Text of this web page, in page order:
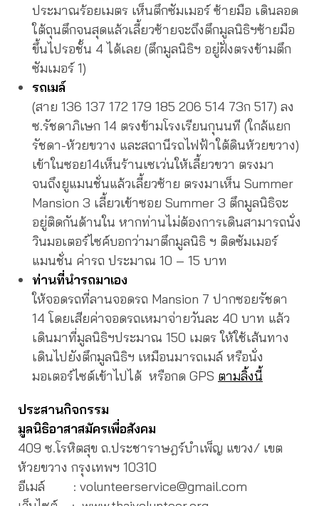
ประมาณร้อยเมตร เห็นตึกซัมเมอร์ ซ้ายมือ เดินลอด
ใต้ถุนตึกจนสุดแล้วเลี้ยวซ้ายจะถึงตึกมูลนิธิฯซ้ายมือ
ขึ้นไปรอชั้น 4 ได้เลย (ตึกมูลนิธิฯ อยู่ฝั่งตรงข้ามตึก
ซัมเมอร์ 1)
รถเมล์
(สาย 136 137 172 179 185 206 514 73ก 517) ลง
ซ.รัชดาภิเษก 14 ตรงข้ามโรงเรียนกุนนที (ใกล้แยก
รัชดา-ห้วยขวาง และสถานีรถไฟฟ้าใต้ดินห้วยขวาง)
เข้าในซอย14เห็นร้านเซเว่นให้เลี้ยวขวา ตรงมา
จนถึงยูแมนชั่นแล้วเลี้ยวซ้าย ตรงมาเห็น Summer
Mansion 3 เลี้ยวเข้าซอย Summer 3 ตึกมูลนิธิจะ
อยู่ติดกันด้านใน หากท่านไม่ต้องการเดินสามารถนั่ง
วินมอเตอร์ไซค์บอกว่ามาตึกมูลนิธิ ฯ ติดซัมเมอร์
แมนชั่น ค่ารถ ประมาณ 10 – 15 บาท
ท่านที่นำรถมาเอง
ให้จอดรถที่ลานจอดรถ Mansion 7 ปากซอยรัชดา
14 โดยเสียค่าจอดรถเหมาจ่ายวันละ 40 บาท แล้ว
เดินมาที่มูลนิธิฯประมาณ 150 เมตร ให้ใช้เส้นทาง
เดินไปยังตึกมูลนิธิฯ เหมือนมารถเมล์ หรือนั่ง
มอเตอร์ไซต์เข้าไปได้ หรือกด GPS ตามลิ้งนี้
ประสานกิจกรรม
มูลนิธิอาสาสมัครเพื่อสังคม
409 ซ.โรหิตสุข ถ.ประชาราษฎร์บำเพ็ญ แขวง/ เขต
ห้วยขวาง กรุงเทพฯ 10310
อีเมล์ : volunteerservice@gmail.com